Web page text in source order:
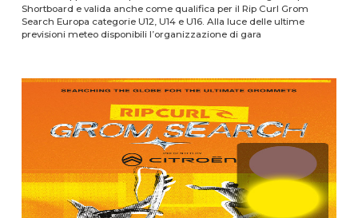
Shortboard e valida anche come qualifica per il Rip Curl Grom
Search Europa categorie U12, U14 e U16. Alla luce delle ultime
previsioni meteo disponibili l’organizzazione di gara